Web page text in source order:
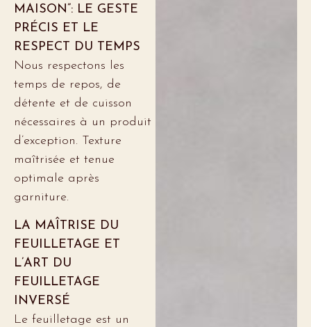
MAISON”: LE GESTE
PRÉCIS ET LE
RESPECT DU TEMPS
Nous respectons les
temps de repos, de
détente et de cuisson
nécessaires à un produit
d’exception. Texture
maîtrisée et tenue
optimale après
garniture.
LA MAÎTRISE DU
FEUILLETAGE ET
L’ART DU
FEUILLETAGE
INVERSÉ
Le feuilletage est un